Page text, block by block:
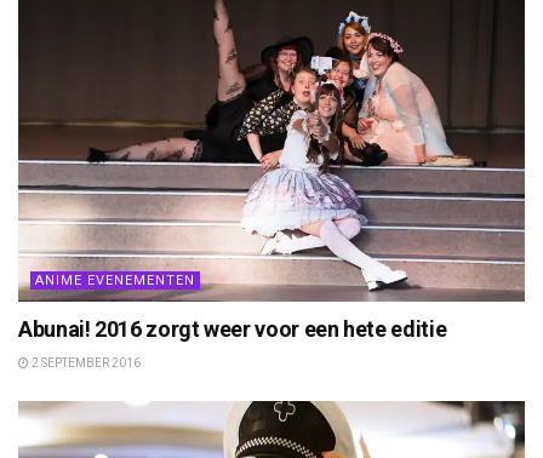
ANIME EVENEMENTEN
Abunai! 2016 zorgt weer voor een hete editie
2 SEPTEMBER 2016